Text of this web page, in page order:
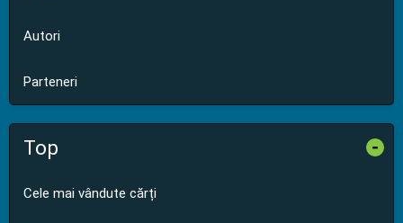
Autori
Parteneri
Top -
Cele mai vândute cărți